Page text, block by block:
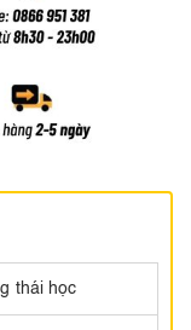
thái học